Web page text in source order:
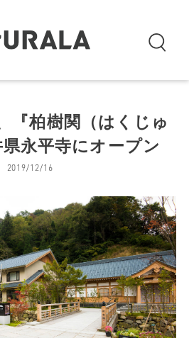
『柏樹関（はくじゅ
永平寺にオープン
2019/12/16